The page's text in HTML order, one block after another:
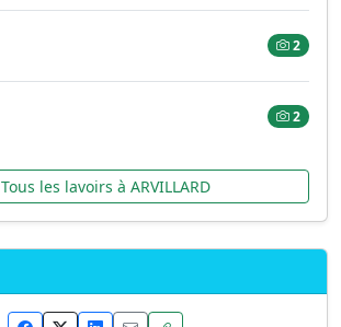
2
2
Tous les lavoirs à ARVILLARD